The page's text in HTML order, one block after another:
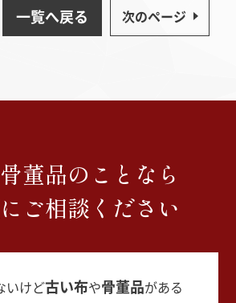
一覧へ戻る 次のページ
董品のことなら
ご相談ください
いけど古い布や骨董品がある